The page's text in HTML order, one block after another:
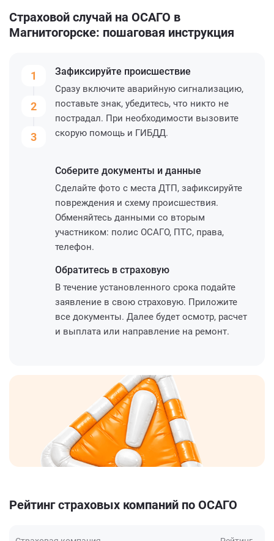
Страховой случай на ОСАГО в
Магнитогорске: пошаговая инструкция
1
2
3
Зафиксируйте происшествие
Сразу включите аварийную сигнализацию,
поставьте знак, убедитесь, что никто не
пострадал. При необходимости вызовите
скорую помощь и ГИБДД.
Соберите документы и данные
Сделайте фото с места ДТП, зафиксируйте
повреждения и схему происшествия.
Обменяйтесь данными со вторым
участником: полис ОСАГО, ПТС, права,
телефон.
Обратитесь в страховую
В течение установленного срока подайте
заявление в свою страховую. Приложите
все документы. Далее будет осмотр, расчет
и выплата или направление на ремонт.
Рейтинг страховых компаний по ОСАГО